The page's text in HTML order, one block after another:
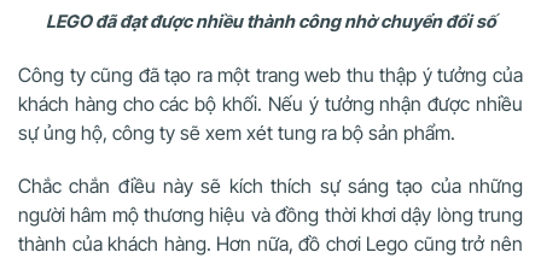
LEGO đã đạt được nhiều thành công nhờ chuyển đổi số
Công ty cũng đã tạo ra một trang web thu thập ý tưởng của
khách hàng cho các bộ khối. Nếu ý tưởng nhận được nhiều
sự ủng hộ, công ty sẽ xem xét tung ra bộ sản phẩm.
Chắc chắn điều này sẽ kích thích sự sáng tạo của những
người hâm mộ thương hiệu và đồng thời khơi dậy lòng trung
thành của khách hàng. Hơn nữa, đồ chơi Lego cũng trở nên